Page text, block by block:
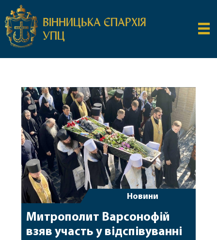
ВІННИЦЬКА ЄПАРХІЯ
УПЦ
Новини
Митрополит Варсонофій
взяв участь у відспівуванні